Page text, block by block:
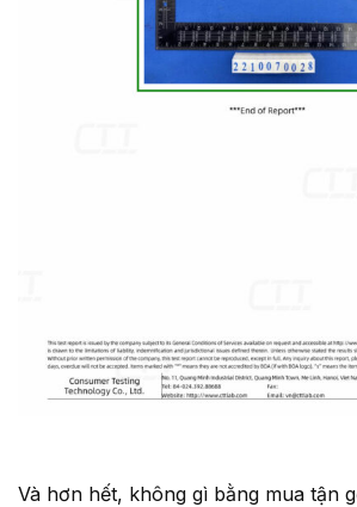
Và hơn hết, không gì bằng mua tận